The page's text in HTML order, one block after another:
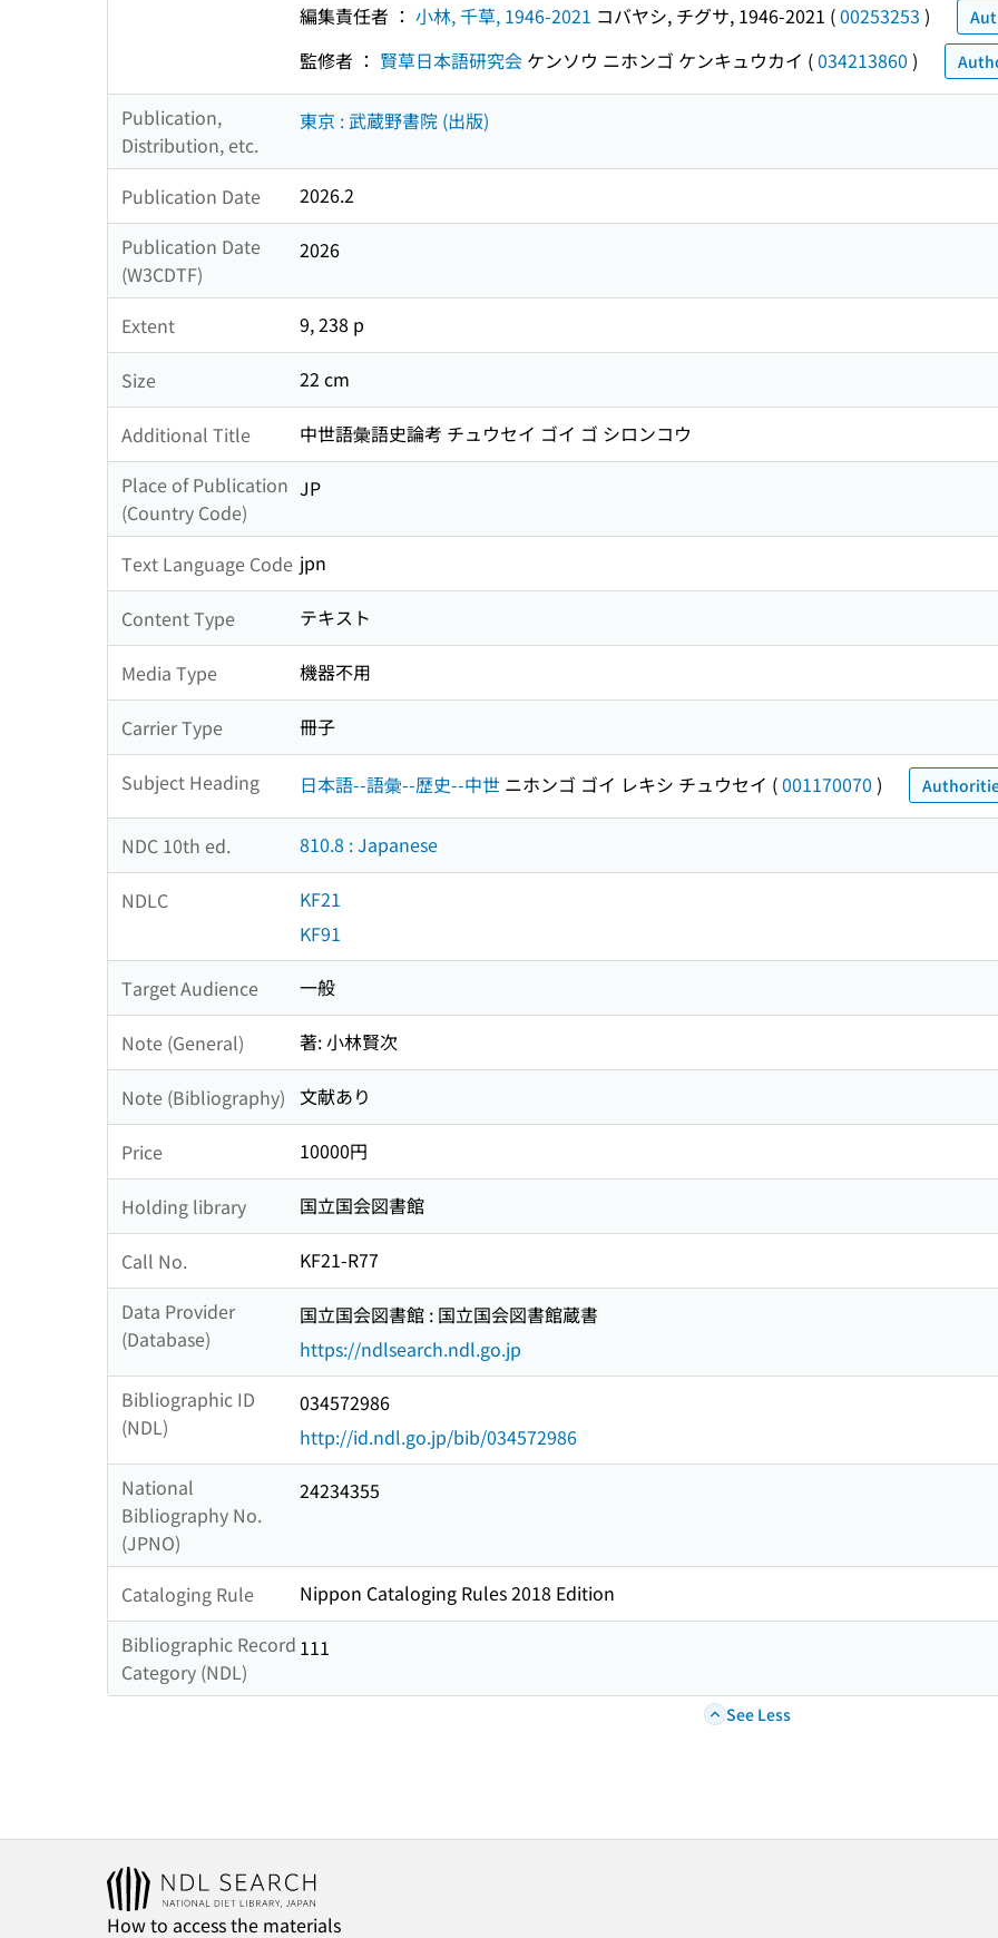
編集責任者 ： 小林, 千草, 1946-2021 コバヤシ, チグサ, 1946-2021 (00253253 )
監修者 ： 賢草日本語研究会 ケンソウ ニホンゴ ケンキュウカイ (034213860 )
Publication,
Distribution, etc.
東京 : 武蔵野書院 (出版)
Publication Date
2026.2
Publication Date
(W3CDTF)
2026
Extent 9, 238 p
Size 22 cm
Additional Title
中世語彙語史論考 チュウセイ ゴイ ゴ シロンコウ
Place of Publication
(Country Code)
JP
Text Language Code jpn
Content Type テキスト
Media Type 機器不用
Carrier Type 冊子
Subject Heading 日本語--語彙--歴史--中世 ニホンゴ ゴイ レキシ チュウセイ (001170070 )
NDC 10th ed. 810.8 : Japanese
NDLC
KF21
KF91
Target Audience 一般
Note (General) 著: 小林賢次
Note (Bibliography) 文献あり
Price 10000円
Holding library 国立国会図書館
Call No.
KF21-R77
Data Provider
(Database)
国立国会図書館 : 国立国会図書館蔵書
https://ndlsearch.ndl.go.jp
Bibliographic ID
(NDL)
034572986
http://id.ndl.go.jp/bib/034572986
National
Bibliography No.
(JPNO)
24234355
Cataloging Rule
Nippon Cataloging Rules 2018 Edition
Bibliographic Record
Category (NDL)
111
See Less
How to access the materials